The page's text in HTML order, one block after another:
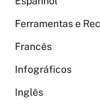
Ferramentas e
Francês
Infográficos
Inglês